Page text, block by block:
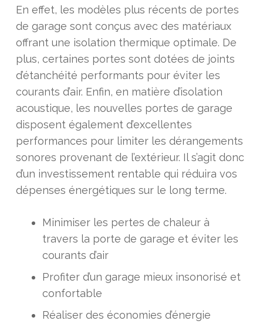
En effet, les modèles plus récents de portes
de garage sont conçus avec des matériaux
offrant une isolation thermique optimale. De
plus, certaines portes sont dotées de joints
d’étanchéité performants pour éviter les
courants d’air. Enfin, en matière d’isolation
acoustique, les nouvelles portes de garage
disposent également d’excellentes
performances pour limiter les dérangements
sonores provenant de l’extérieur. Il s’agit donc
d’un investissement rentable qui réduira vos
dépenses énergétiques sur le long terme.
Minimiser les pertes de chaleur à
travers la porte de garage et éviter les
courants d’air
Profiter d’un garage mieux insonorisé et
confortable
Réaliser des économies d’énergie